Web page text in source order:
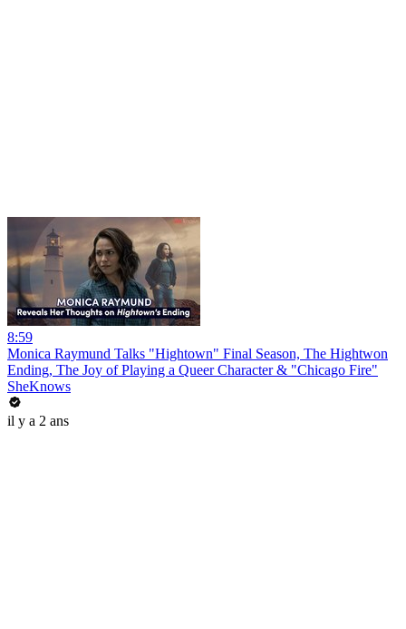
8:59
Monica Raymund Talks "Hightown" Final Season, The Hightwon
Ending, The Joy of Playing a Queer Character & "Chicago Fire"
SheKnows
il y a 2 ans